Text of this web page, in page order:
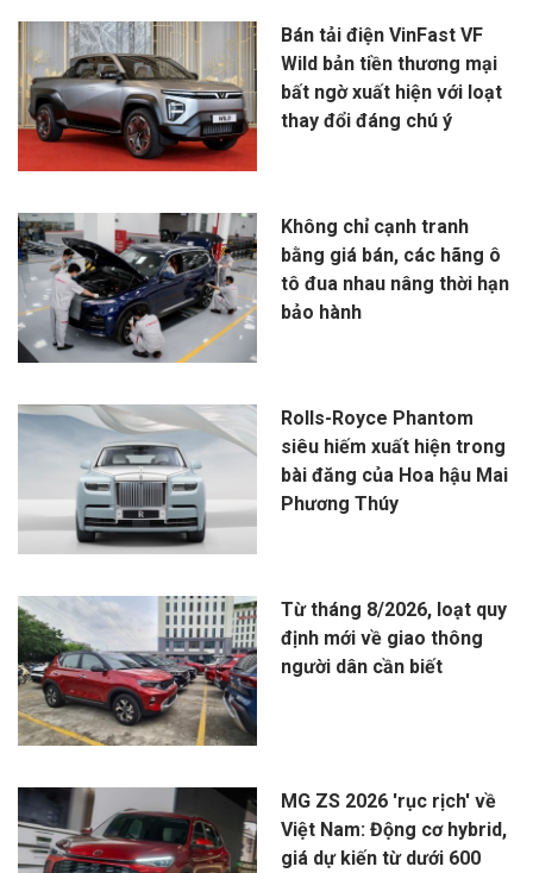
Bán tải điện VinFast VF
Wild bản tiền thương mại
bất ngờ xuất hiện với loạt
thay đổi đáng chú ý
Không chỉ cạnh tranh
bằng giá bán, các hãng ô
tô đua nhau nâng thời hạn
bảo hành
Rolls-Royce Phantom
siêu hiếm xuất hiện trong
bài đăng của Hoa hậu Mai
Phương Thúy
Từ tháng 8/2026, loạt quy
định mới về giao thông
người dân cần biết
MG ZS 2026 'rục rịch' về
Việt Nam: Động cơ hybrid,
giá dự kiến từ dưới 600